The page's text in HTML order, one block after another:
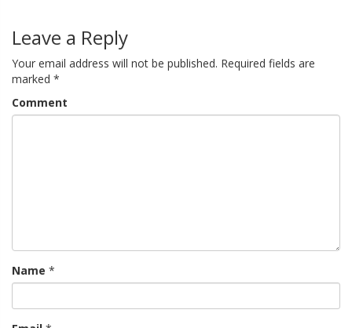
Leave a Reply
Your email address will not be published. Required fields are
marked *
Comment
Name *